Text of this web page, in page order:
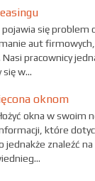
pojawia się
aut
Nasi pracownicy
w...
oknom
okna w
które
jednakże znaleźć